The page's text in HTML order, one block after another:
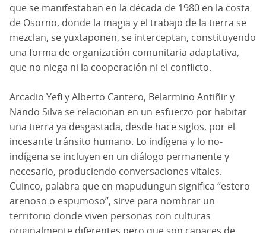
que se manifestaban en la década de 1980 en la costa
de Osorno, donde la magia y el trabajo de la tierra se
mezclan, se yuxtaponen, se interceptan, constituyendo
una forma de organización comunitaria adaptativa,
que no niega ni la cooperación ni el conflicto.
Arcadio Yefi y Alberto Cantero, Belarmino Antiñir y
Nando Silva se relacionan en un esfuerzo por habitar
una tierra ya desgastada, desde hace siglos, por el
incesante tránsito humano. Lo indígena y lo no-
indígena se incluyen en un diálogo permanente y
necesario, produciendo conversaciones vitales.
Cuinco, palabra que en mapudungun significa “estero
arenoso o espumoso”, sirve para nombrar un
territorio donde viven personas con culturas